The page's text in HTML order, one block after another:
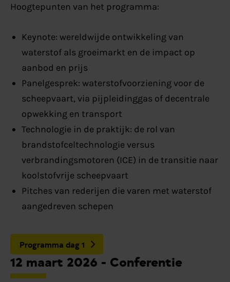
Hoogtepunten van het programma:
Keynote: wereldwijde ontwikkeling van
waterstof als groeimarkt en de impact op
aanbod en prijs
Panelgesprek: waterstofvoorziening voor de
scheepvaart, via pijpleidinggas of decentrale
opwekking en transport
Technologie in de praktijk: de rol van
brandstofceltechnologie versus
verbrandingsmotoren (ICE) in de transitie naar
koolstofvrije scheepvaart
Pitches van rederijen die varen met waterstof
aangedreven schepen
Programma dag 1
12 maart 2026 - Conferentie